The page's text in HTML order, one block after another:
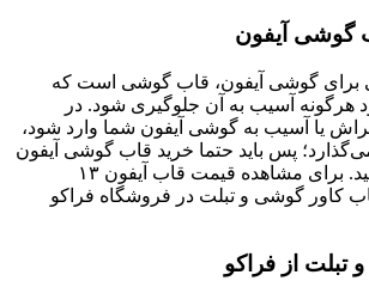
گوشی آیفون
برای گوشی آیفون، قاب گوشی است که
هرگونه آسیب به آن جلوگیری شود. در
یا آسیب به گوشی آیفون شما وارد شود،
پس باید حتما خرید قاب گوشی آیفون
را در اولویت قرار دهید. برای مشاهده قیمت قاب آیفون ۱۳
کاور گوشی و تبلت در فروشگاه فراکو
از فراکو